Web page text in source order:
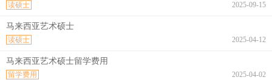
2025-09-15
读硕士
马来西亚艺术硕士
2025-04-12
读硕士
马来西亚艺术硕士留学费用
2025-04-02
留学费用